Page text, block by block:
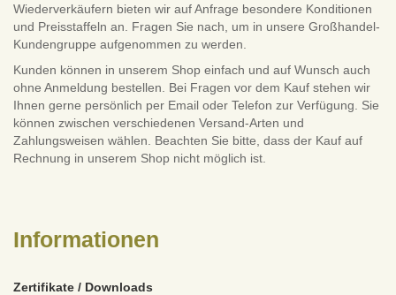
Wiederverkäufern bieten wir auf Anfrage besondere Konditionen
und Preisstaffeln an. Fragen Sie nach, um in unsere Großhandel-
Kundengruppe aufgenommen zu werden.
Kunden können in unserem Shop einfach und auf Wunsch auch
ohne Anmeldung bestellen. Bei Fragen vor dem Kauf stehen wir
Ihnen gerne persönlich per Email oder Telefon zur Verfügung. Sie
können zwischen verschiedenen Versand-Arten und
Zahlungsweisen wählen. Beachten Sie bitte, dass der Kauf auf
Rechnung in unserem Shop nicht möglich ist.
Informationen
Zertifikate / Downloads